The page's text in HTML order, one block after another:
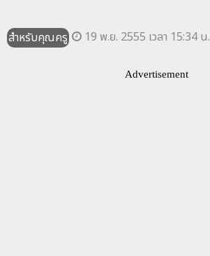
สำหรับคุณครู 19 พ.ย. 2555 เวลา 15:34 น.
Advertisement